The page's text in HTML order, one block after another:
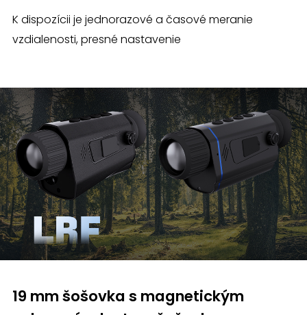
K dispozícii je jednorazové a časové meranie
vzdialenosti, presné nastavenie
19 mm šošovka s magnetickým